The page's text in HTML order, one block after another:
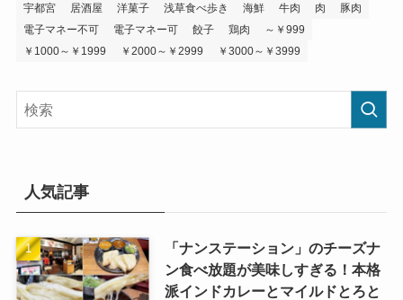
宇都宮
居酒屋 洋菓子 浅草食べ歩き 海鮮 牛肉 肉
豚肉
電子マネー不可
電子マネー可 餃子 鶏肉
～￥999
￥1000～￥1999
￥2000～￥2999 ￥3000～￥3999
人気記事
「ナンステーション」のチーズナ
ン食べ放題が美味しすぎる！本格
派インドカレーとマイルドとろと